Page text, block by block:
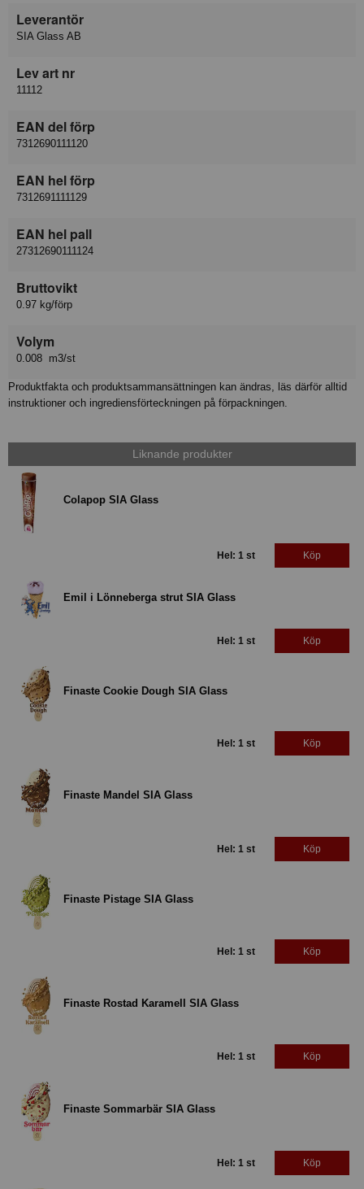
Leverantör
SIA Glass AB
Lev art nr
11112
EAN del förp
7312690111120
EAN hel förp
7312691111129
EAN hel pall
27312690111124
Bruttovikt
0.97 kg/förp
Volym
0.008 m3/st
Produktfakta och produktsammansättningen kan ändras, läs därför alltid
instruktioner och ingrediensförteckningen på förpackningen.
Liknande produkter
Colapop SIA Glass
Hel: 1 st Köp
Emil i Lönneberga strut SIA Glass
Hel: 1 st Köp
Finaste Cookie Dough SIA Glass
Hel: 1 st Köp
Finaste Mandel SIA Glass
Hel: 1 st Köp
Finaste Pistage SIA Glass
Hel: 1 st Köp
Finaste Rostad Karamell SIA Glass
Hel: 1 st Köp
Finaste Sommarbär SIA Glass
Hel: 1 st Köp